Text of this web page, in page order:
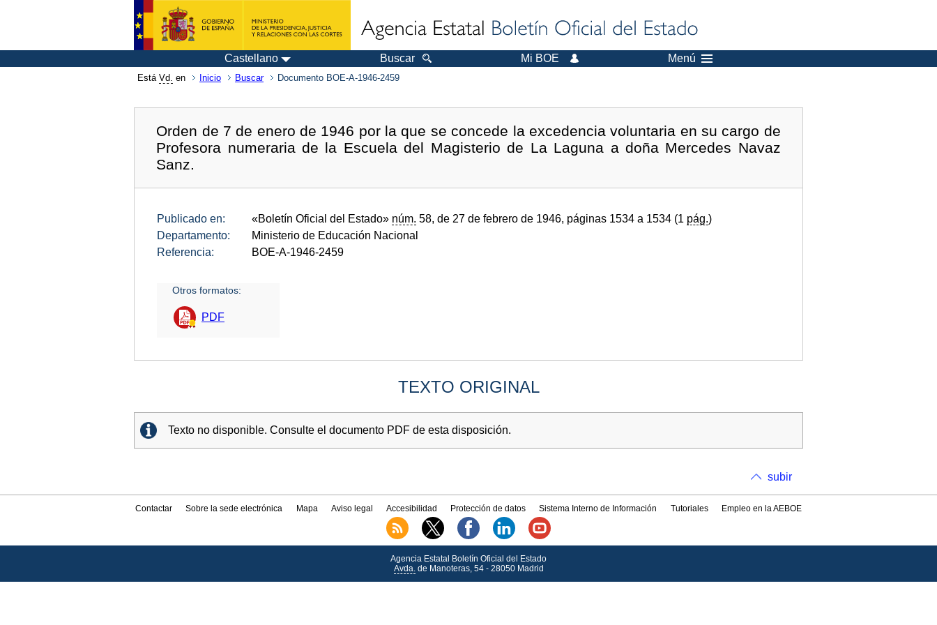
Castellano Buscar Mi BOE Menú
Está Vd. en Inicio Buscar Documento BOE-A-1946-2459
Orden de 7 de enero de 1946 por la que se concede la excedencia voluntaria en su cargo de
Profesora numeraria de la Escuela del Magisterio de La Laguna a doña Mercedes Navaz
Sanz.
Publicado en: «Boletín Oficial del Estado» núm. 58, de 27 de febrero de 1946, páginas 1534 a 1534 (1 pág.)
Departamento:
Ministerio de Educación Nacional
Referencia:
BOE-A-1946-2459
Otros formatos:
PDF
TEXTO ORIGINAL
Texto no disponible. Consulte el documento PDF de esta disposición.
subir
Contactar Sobre la sede electrónica Mapa Aviso legal Accesibilidad Protección de datos Sistema Interno de Información Tutoriales Empleo en la AEBOE
Agencia Estatal Boletín Oficial del Estado
Avda.de Manoteras, 54 - 28050 Madrid